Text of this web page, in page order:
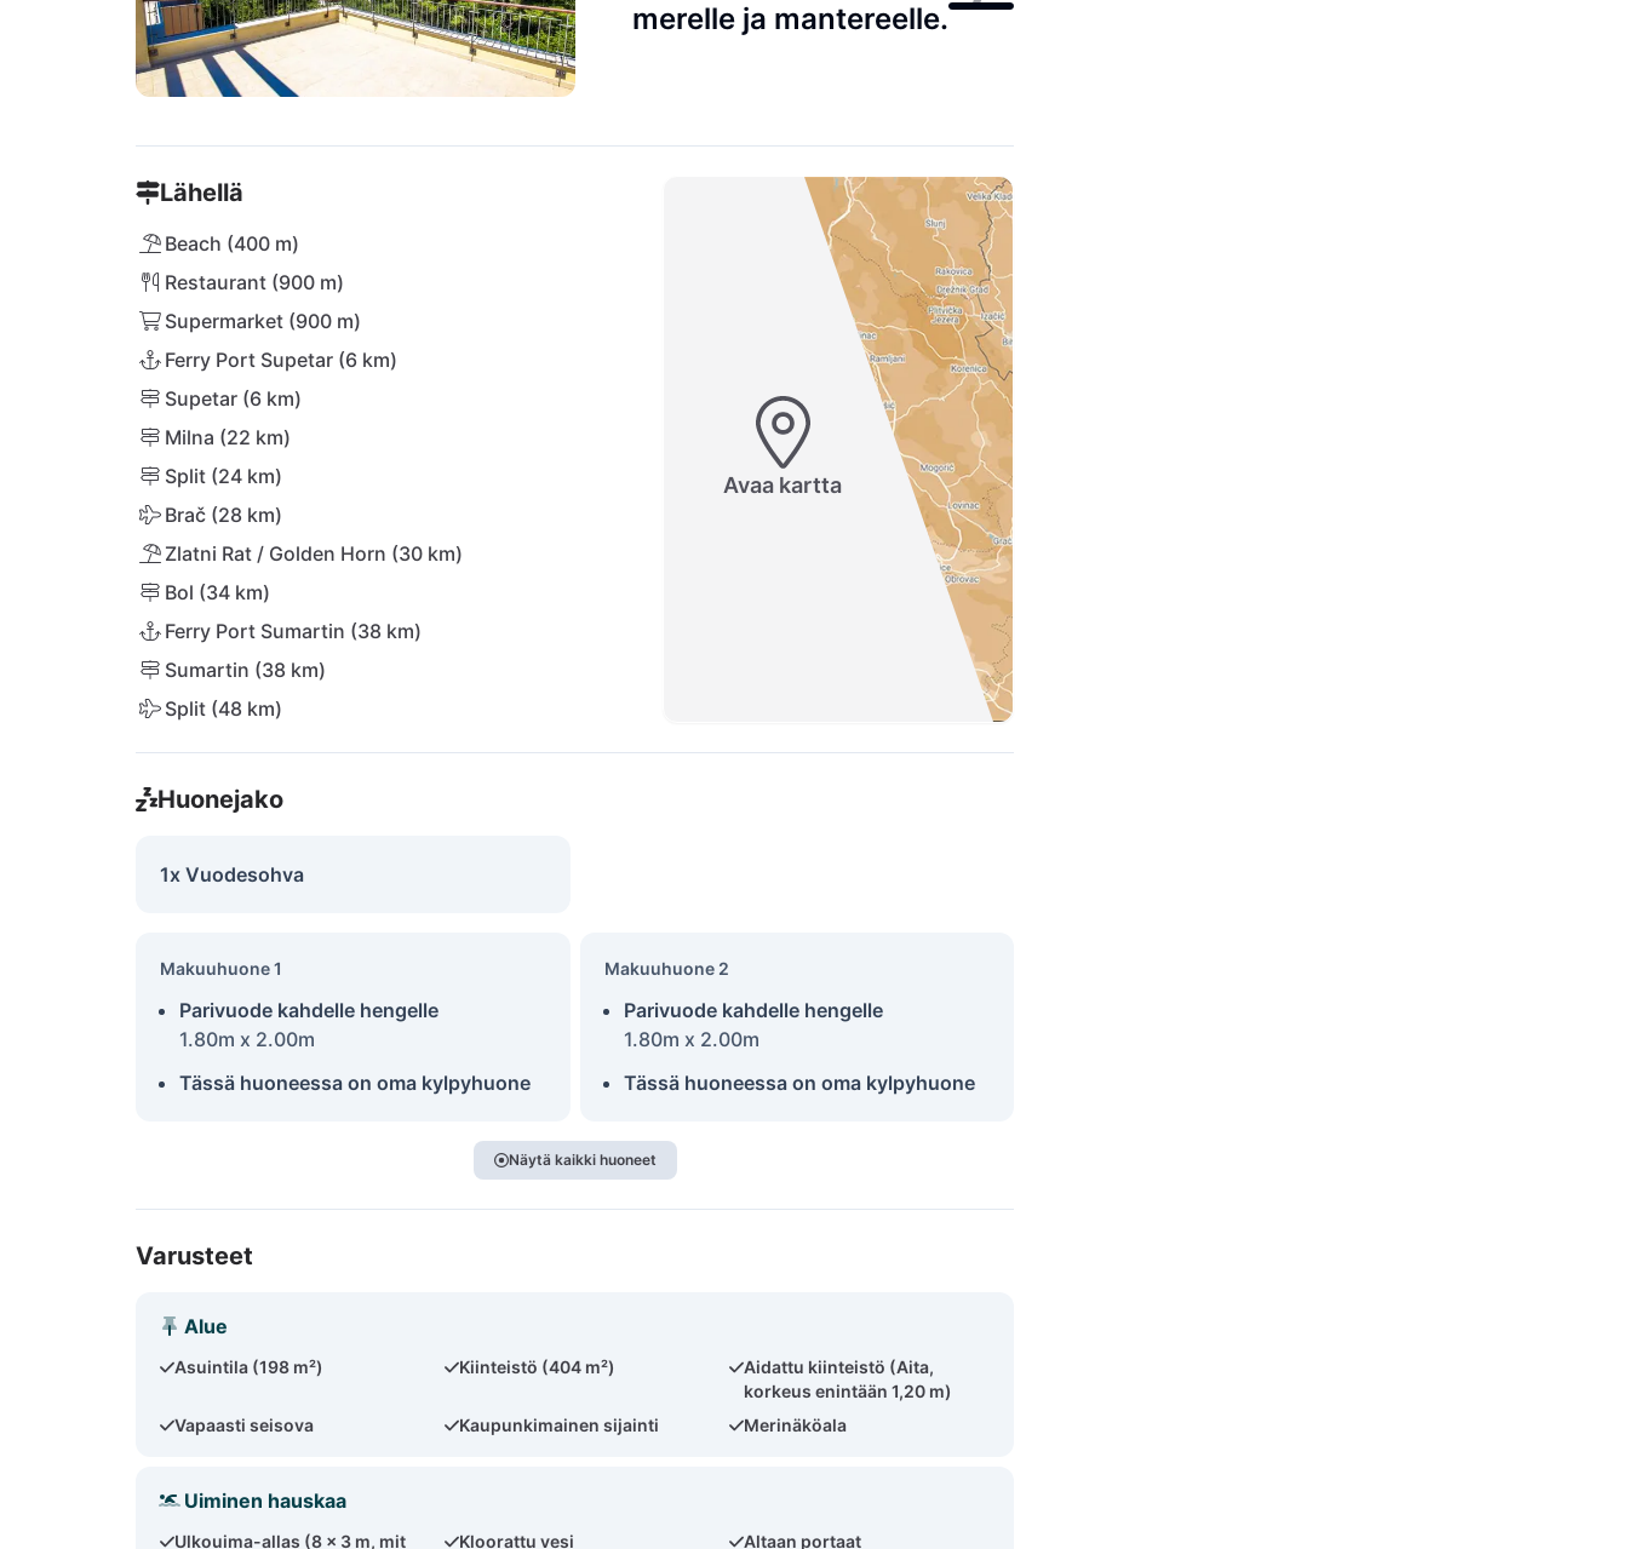
merelle ja mantereelle.
Lähellä
Beach (400 m)
Restaurant (900 m)
Supermarket (900 m)
Ferry Port Supetar (6 km)
Supetar (6 km)
Milna (22 km)
Split (24 km)
Brač (28 km)
Zlatni Rat / Golden Horn (30 km)
Bol (34 km)
Ferry Port Sumartin (38 km)
Sumartin (38 km)
Split (48 km)
Avaa kartta
Huonejako
1x Vuodesohva
Makuuhuone 1
Parivuode kahdelle hengelle
1.80m x 2.00m
Tässä huoneessa on oma kylpyhuone
Makuuhuone 2
Parivuode kahdelle hengelle
1.80m x 2.00m
Tässä huoneessa on oma kylpyhuone
Näytä kaikki huoneet
Varusteet
Alue
Asuintila (198 m²) Kiinteistö (404 m²)
Aidattu kiinteistö (Aita,
korkeus enintään 1,20 m)
Vapaasti seisova
Kaupunkimainen sijainti Merinäköala
Uiminen hauskaa
Ulkouima-allas (8 x 3 m, mit Kloorattu vesi Altaan portaat